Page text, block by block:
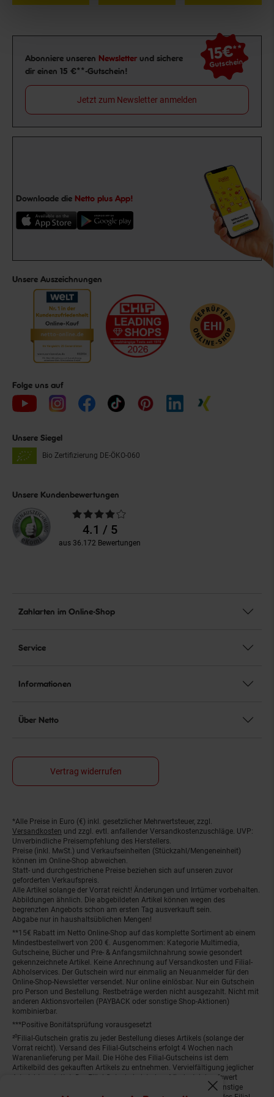
Fenster
Newsletter Anmeldung
Abonniere unseren Newsletter und sichere
dir einen 15 €**-Gutschein!
15€**
Gutschein
Jetzt zum Newsletter anmelden
Downloade die Netto plus App!
Unsere Auszeichnungen
Folge uns auf
Unsere Siegel
Bio Zertifizierung DE-ÖKO-060
Unsere Kundenbewertungen
Durchschnittliche
Bewertungen4.1 / 5
aus 36.172 Bewertungen
Zahlarten im Online-Shop
Service
Informationen
Über Netto
Vertrag widerrufen
Fußnoten
*Alle Preise in Euro (€) inkl. gesetzlicher Mehrwertsteuer, zzgl.
Versandkosten und zzgl. evtl. anfallender Versandkostenzuschläge. UVP:
Unverbindliche Preisempfehlung des Herstellers.
Preise (inkl. MwSt.) und Verkaufseinheiten (Stückzahl/Mengeneinheit)
können im Online-Shop abweichen.
Statt- und durchgestrichene Preise beziehen sich auf unseren zuvor
geforderten Verkaufspreis.
Alle Artikel solange der Vorrat reicht! Änderungen und Irrtümer vorbehalten.
Abbildungen ähnlich. Die abgebildeten Artikel können wegen des
begrenzten Angebots schon am ersten Tag ausverkauft sein.
Abgabe nur in haushaltsüblichen Mengen!
**15€ Rabatt im Netto Online-Shop auf das komplette Sortiment ab einem
Mindestbestellwert von 200 €. Ausgenommen: Kategorie Multimedia,
Gutscheine, Bücher und Pre- & Anfangsmilchnahrung sowie gesondert
gekennzeichnete Artikel. Keine Anrechnung auf Versandkosten und Filial-
Abholservices. Der Gutschein wird nur einmalig an Neuanmelder für den
Online-Shop-Newsletter versendet. Nur online einlösbar. Nur ein Gutschein
pro Person und Bestellung. Restbeträge werden nicht ausgezahlt. Nicht mit
anderen Aktionsvorteilen (PAYBACK oder sonstige Shop-Aktionen)
kombinierbar.
***Positive Bonitätsprüfung vorausgesetzt
²⁰Filial-Gutschein gratis zu jeder Bestellung dieses Artikels (solange der
Vorrat reicht). Versand des Filial-Gutscheins erfolgt 4 Wochen nach
Warenanlieferung per Mail. Die Höhe des Filial-Gutscheins ist dem
Artikelbild des gekauften Artikels zu entnehmen. Vervielfältigung jeglicher
Art nicht gestattet. Der Filial-Gutschein ist ohne Mindesteinkaufswert
einlösbar. Nicht mit anderen Aktionsvorteilen (PAYBACK oder sonstige